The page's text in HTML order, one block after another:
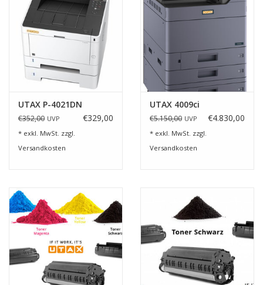
UTAX P-4021DN
€352,00 UVP €329,00
* exkl. MwSt. zzgl.
Versandkosten
UTAX 4009ci
€5.150,00 UVP €4.830,00
* exkl. MwSt. zzgl.
Versandkosten